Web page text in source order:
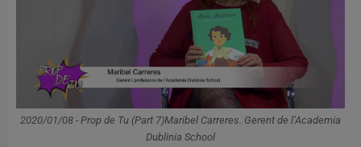
2020/01/08 - Prop de Tu (Part 7)Maribel Carreres. Gerent de l’Academia
Dublinia School